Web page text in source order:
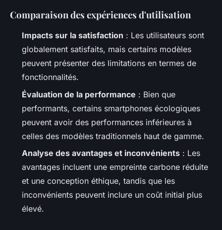
Comparaison des expériences d'utilisation
Impacts sur la satisfaction : Les utilisateurs sont
globalement satisfaits, mais certains modèles
peuvent présenter des limitations en termes de
fonctionnalités.
Évaluation de la performance : Bien que
performants, certains smartphones écologiques
peuvent avoir des performances inférieures à
celles des modèles traditionnels haut de gamme.
Analyse des avantages et inconvénients : Les
avantages incluent une empreinte carbone réduite
et une conception éthique, tandis que les
inconvénients peuvent inclure un coût initial plus
élevé.